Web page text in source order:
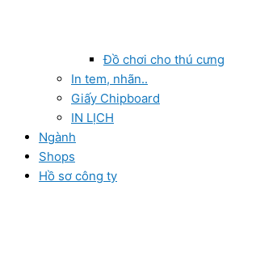
Đồ chơi cho thú cưng
In tem, nhãn..
Giấy Chipboard
IN LỊCH
Ngành
Shops
Hồ sơ công ty